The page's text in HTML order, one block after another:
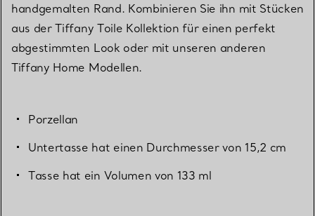
handgemalten Rand. Kombinieren Sie ihn mit Stücken
aus der Tiffany Toile Kollektion für einen perfekt
abgestimmten Look oder mit unseren anderen
Tiffany Home Modellen.
Porzellan
Untertasse hat einen Durchmesser von 15,2 cm
Tasse hat ein Volumen von 133 ml